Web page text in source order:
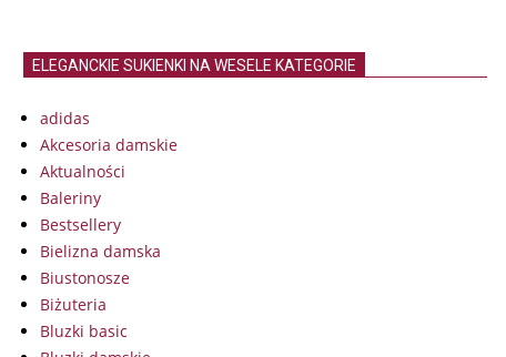
ELEGANCKIE SUKIENKI NA WESELE KATEGORIE
adidas
Akcesoria damskie
Aktualności
Baleriny
Bestsellery
Bielizna damska
Biustonosze
Biżuteria
Bluzki basic